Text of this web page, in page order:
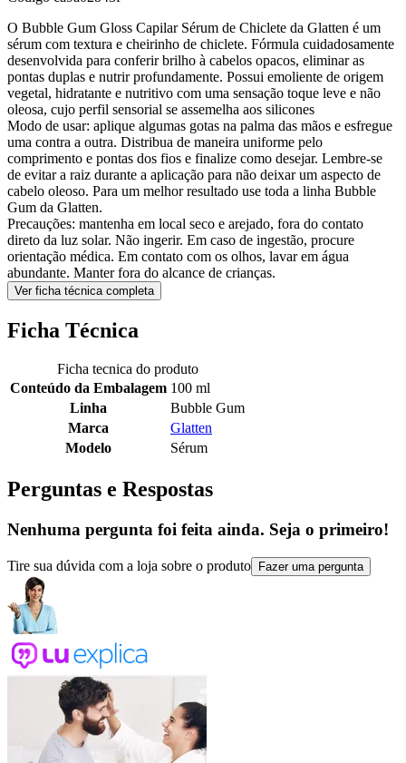
O Bubble Gum Gloss Capilar Sérum de Chiclete da Glatten é um
sérum com textura e cheirinho de chiclete. Fórmula cuidadosamente
desenvolvida para conferir brilho à cabelos opacos, eliminar as
pontas duplas e nutrir profundamente. Possui emoliente de origem
vegetal, hidratante e nutritivo com uma sensação toque leve e não
oleosa, cujo perfil sensorial se assemelha aos silicones
Modo de usar: aplique algumas gotas na palma das mãos e esfregue
uma contra a outra. Distribua de maneira uniforme pelo
comprimento e pontas dos fios e finalize como desejar. Lembre-se
de evitar a raiz durante a aplicação para não deixar um aspecto de
cabelo oleoso. Para um melhor resultado use toda a linha Bubble
Gum da Glatten.
Precauções: mantenha em local seco e arejado, fora do contato
direto da luz solar. Não ingerir. Em caso de ingestão, procure
orientação médica. Em contato com os olhos, lavar em água
abundante. Manter fora do alcance de crianças.
Ver ficha técnica completa
Ficha Técnica
Ficha tecnica do produto
Conteúdo da Embalagem 100 ml
Linha
Bubble Gum
Marca
Glatten
Modelo
Sérum
Perguntas e Respostas
Nenhuma pergunta foi feita ainda. Seja o primeiro!
Tire sua dúvida com a loja sobre o produto Fazer uma pergunta